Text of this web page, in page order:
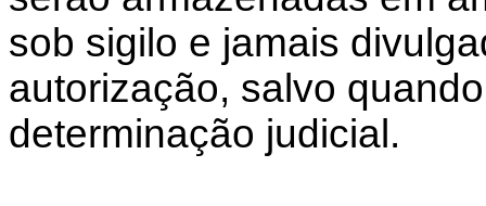
sob sigilo e jamais
autorização, salvo
determinação judicial.